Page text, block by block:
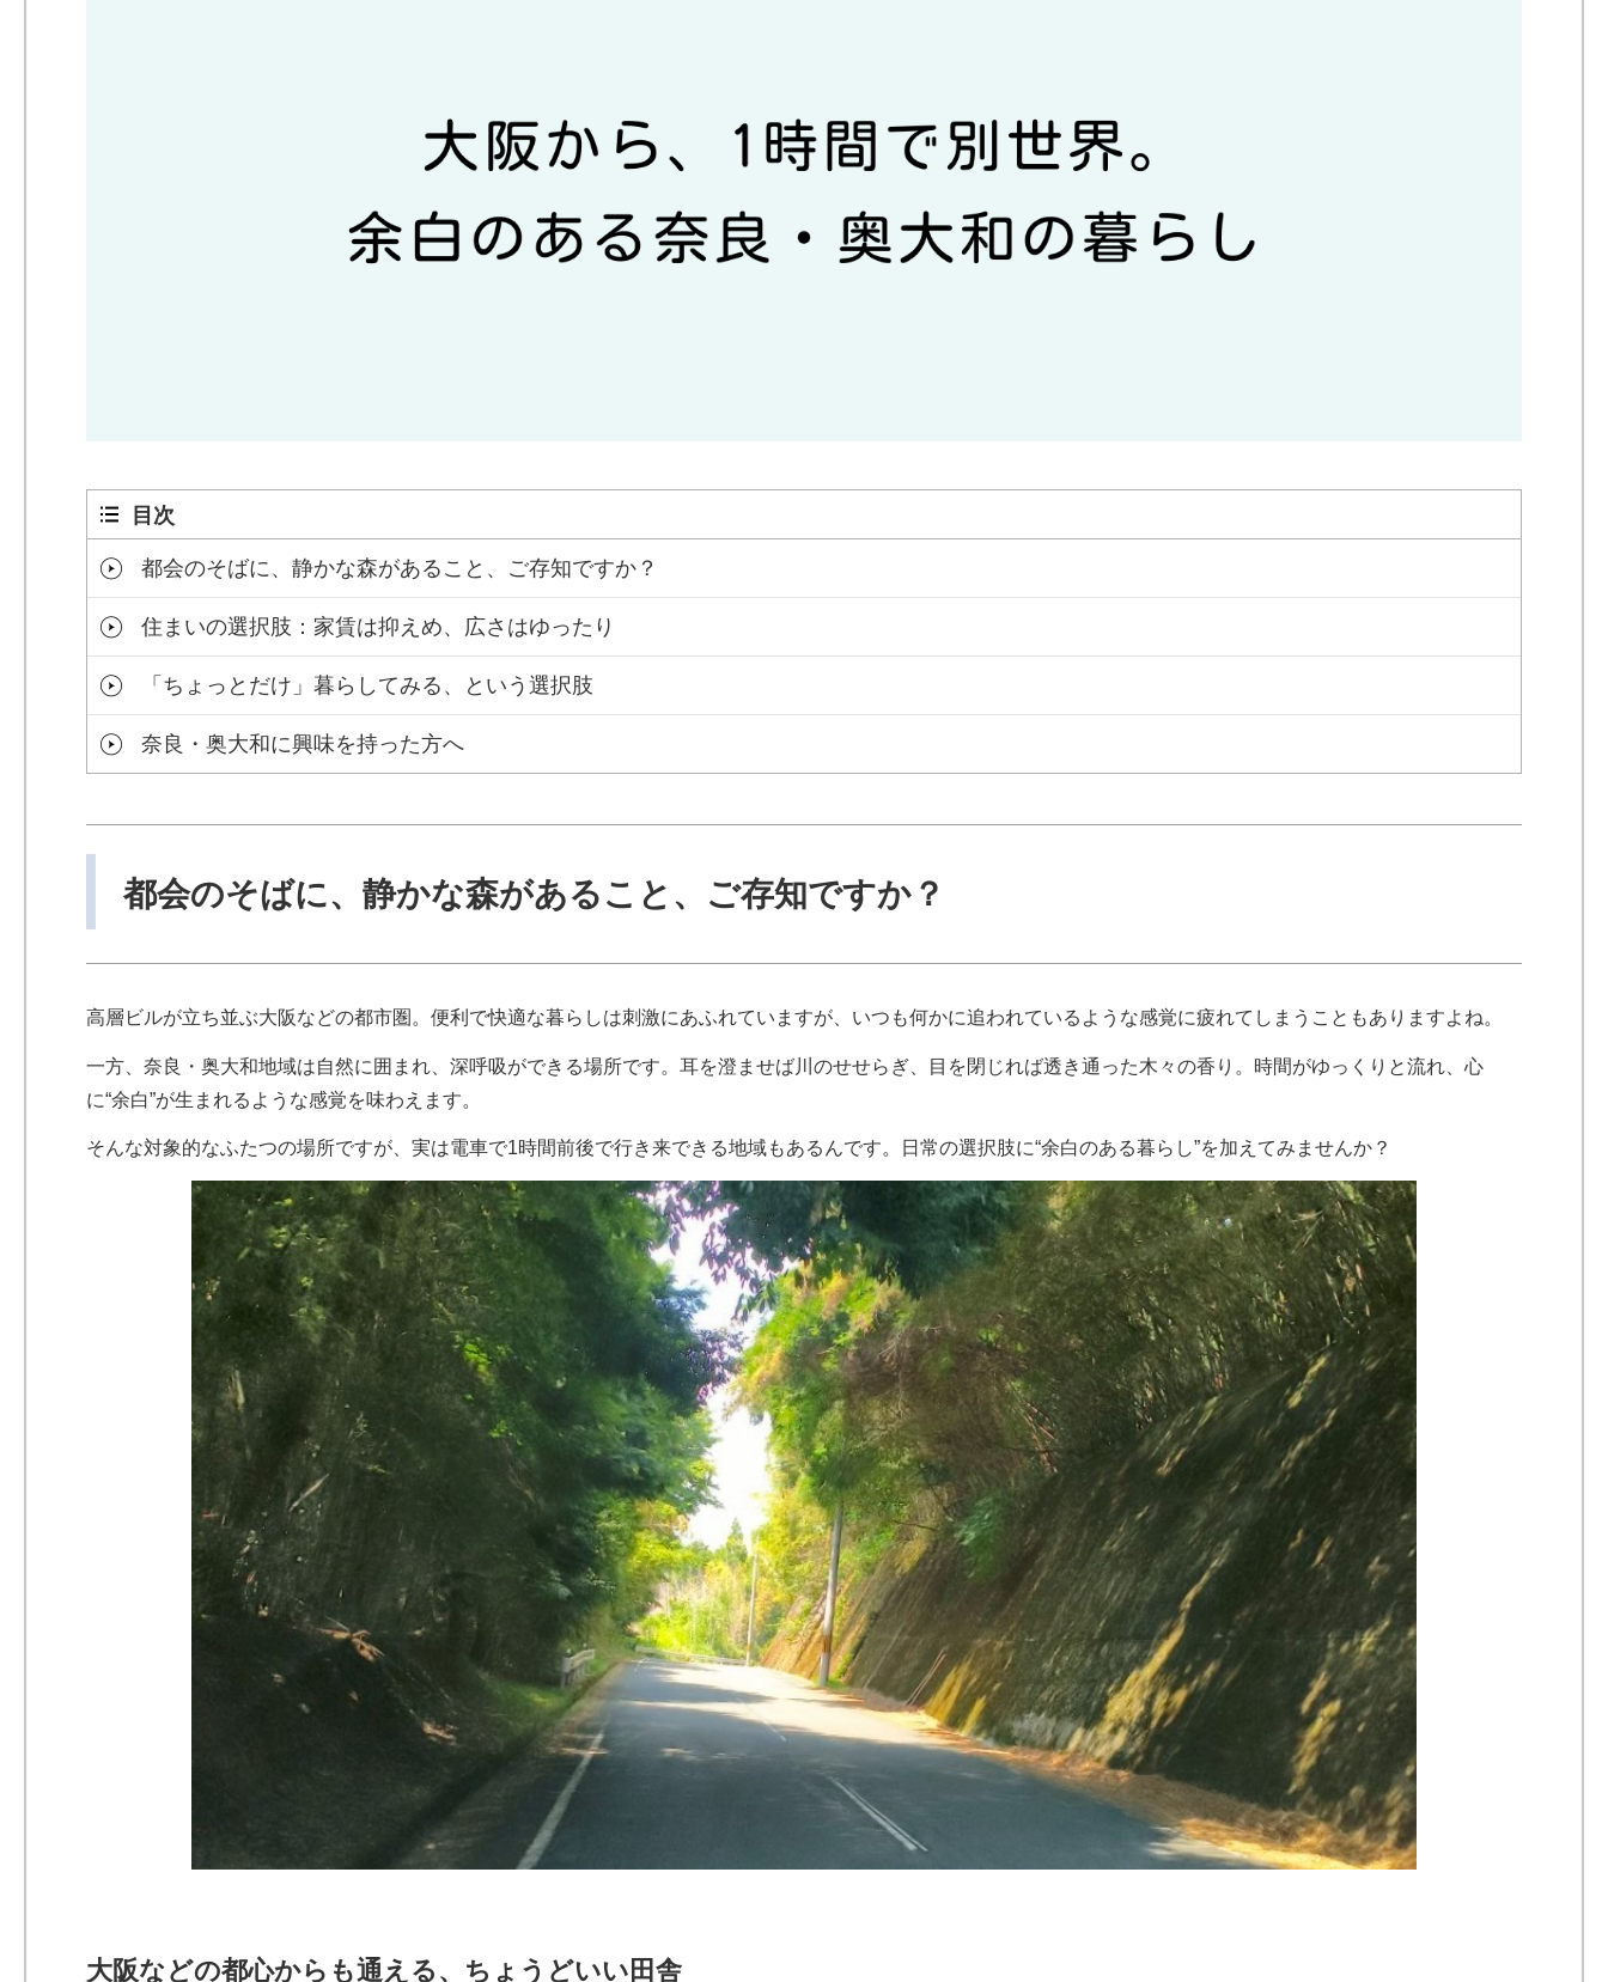
目次
都会のそばに、静かな森があること、ご存知ですか？
住まいの選択肢：家賃は抑えめ、広さはゆったり
「ちょっとだけ」暮らしてみる、という選択肢
奈良・奥大和に興味を持った方へ
都会のそばに、静かな森があること、ご存知ですか？
高層ビルが立ち並ぶ大阪などの都市圏。便利で快適な暮らしは刺激にあふれていますが、いつも何かに追われているような感覚に疲れてしまうこともありますよね。
一方、奈良・奥大和地域は自然に囲まれ、深呼吸ができる場所です。耳を澄ませば川のせせらぎ、目を閉じれば透き通った木々の香り。時間がゆっくりと流れ、心
に“余白”が生まれるような感覚を味わえます。
そんな対象的なふたつの場所ですが、実は電車で1時間前後で行き来できる地域もあるんです。日常の選択肢に“余白のある暮らし”を加えてみませんか？
大阪などの都心からも通える、ちょうどいい田舎